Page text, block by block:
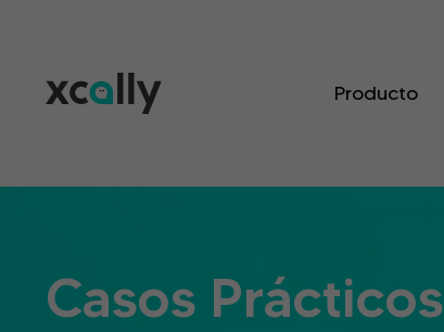
Producto
Casos Prácticos